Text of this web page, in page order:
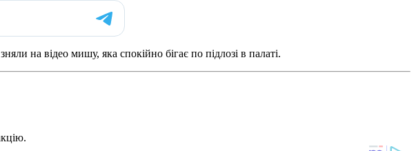
на відео мишу, яка спокійно бігає по підлозі в палаті.